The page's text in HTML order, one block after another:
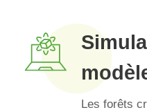
Les forêts